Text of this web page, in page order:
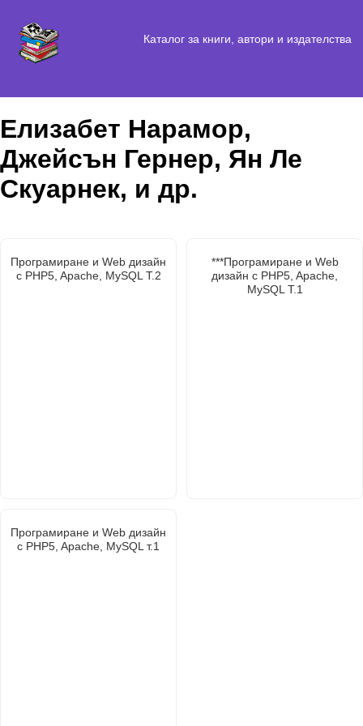
Каталог за книги, автори и издателства
Елизабет Нарамор,
Джейсън Гернер, Ян Ле
Скуарнек, и др.
Програмиране и Web дизайн
с PHP5, Apache, MySQL Т.2
***Програмиране и Web
дизайн с PHP5, Apache,
MySQL Т.1
Програмиране и Web дизайн
с PHP5, Apache, MySQL т.1